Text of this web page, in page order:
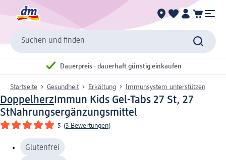
Suchen und finden
Dauerpreis - dauerhaft günstig einkaufen
Startseite Gesundheit Erkältung Immunsystem unterstützen
Doppelherz Immun Kids Gel-Tabs 27 St, 27
StNahrungsergänzungsmittel
5 (3 Bewertungen)
Glutenfrei